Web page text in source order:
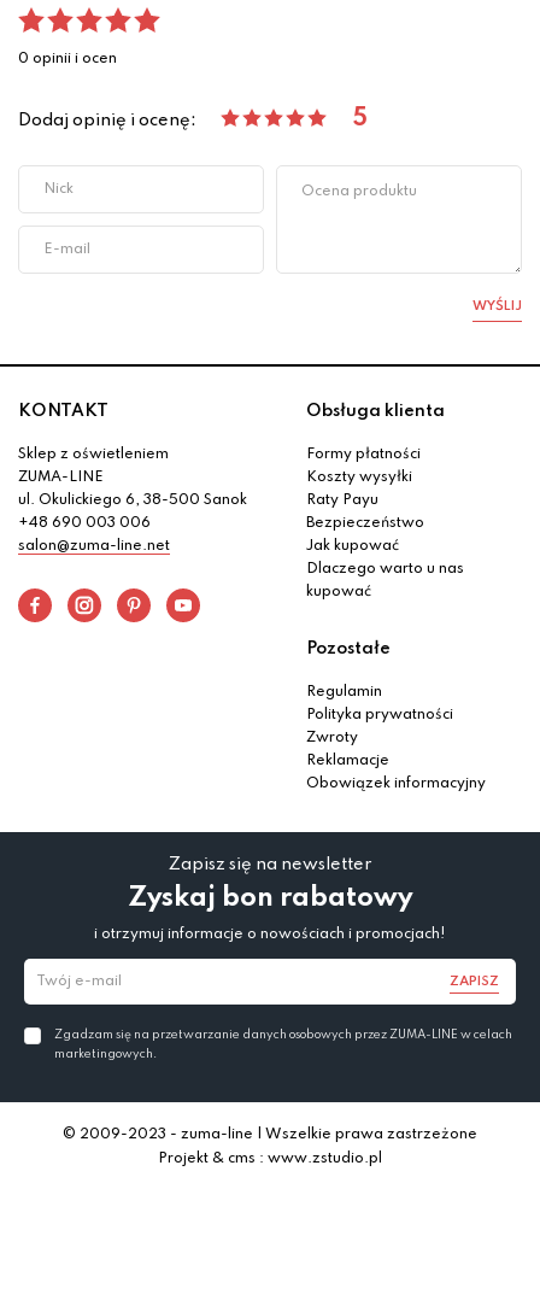
0 opinii i ocen
Dodaj opinię i ocenę: 5
WYŚLIJ
KONTAKT
Sklep z oświetleniem
ZUMA-LINE
ul. Okulickiego 6, 38-500 Sanok
+48 690 003 006
salon@zuma-line.net
Obsługa klienta
Formy płatności
Koszty wysyłki
Raty Payu
Bezpieczeństwo
Jak kupować
Dlaczego warto u nas
kupować
Pozostałe
Regulamin
Polityka prywatności
Zwroty
Reklamacje
Obowiązek informacyjny
Zapisz się na newsletter
Zyskaj bon rabatowy
i otrzymuj informacje o nowościach i promocjach!
ZAPISZ
Zgadzam się na przetwarzanie danych osobowych przez ZUMA-LINE w celach
marketingowych.
© 2009-2023 - zuma-line | Wszelkie prawa zastrzeżone
Projekt & cms : www.zstudio.pl